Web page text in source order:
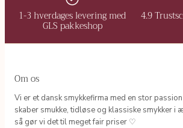
1-3 hverdages levering med
GLS pakkeshop
4.9
Om os
Vi er et dansk smykkefirma med en stor
skaber smukke, tidløse og klassiske smykker i
så gør vi det til meget fair priser ♡